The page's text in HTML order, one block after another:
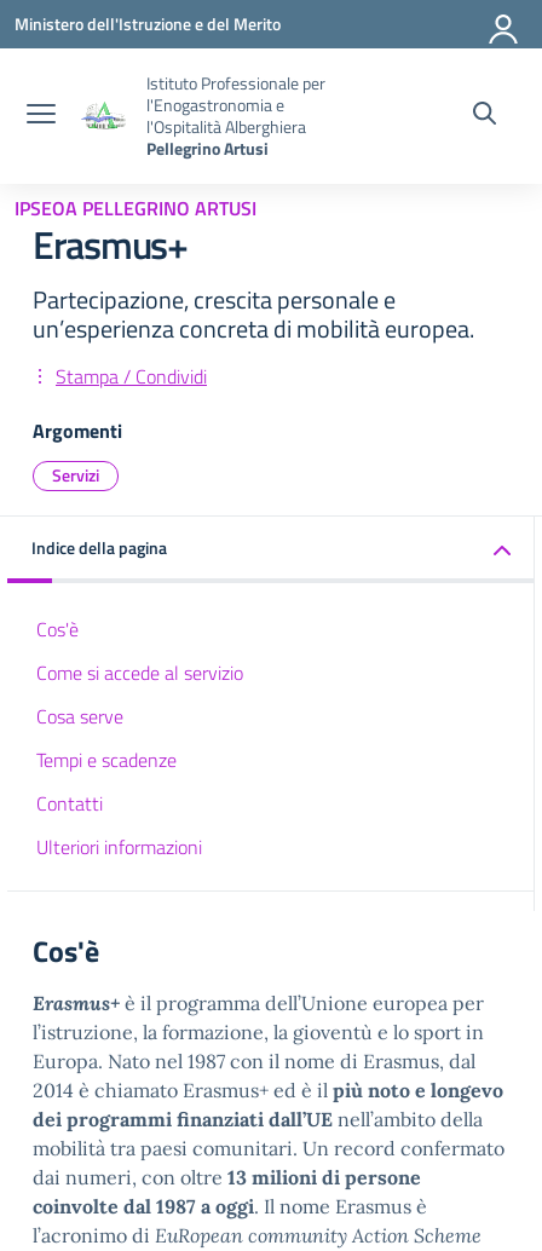
Vai ai contenuti
Vai al menu di navigazione
Vai al footer
Ministero dell'Istruzione e del Merito
Istituto Professionale per
l'Enogastronomia e
l'Ospitalità Alberghiera
Pellegrino Artusi
IPSEOA PELLEGRINO ARTUSI
Erasmus+
Partecipazione, crescita personale e
un’esperienza concreta di mobilità europea.
Stampa / Condividi
Argomenti
Servizi
Indice della pagina
Cos'è
Come si accede al servizio
Cosa serve
Tempi e scadenze
Contatti
Ulteriori informazioni
Cos'è
Erasmus+ è il programma dell’Unione europea per
l’istruzione, la formazione, la gioventù e lo sport in
Europa. Nato nel 1987 con il nome di Erasmus, dal
2014 è chiamato Erasmus+ ed è il più noto e longevo
dei programmi finanziati dall’UE nell’ambito della
mobilità tra paesi comunitari. Un record confermato
dai numeri, con oltre 13 milioni di persone
coinvolte dal 1987 a oggi. Il nome Erasmus è
l’acronimo di EuRopean community Action Scheme